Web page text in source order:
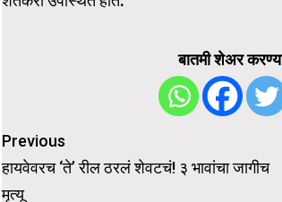
बातमी शेअर
Post
navigation
Previous
हायवेवरच ‘ते’ रील ठरलं शेवटचं! ३ भावांचा जागीच
मृत्यू